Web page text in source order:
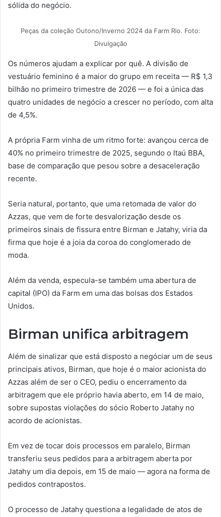
sólida do negócio.
Peças da coleção Outono/Inverno 2024 da Farm Rio. Foto:
Divulgação
Os números ajudam a explicar por quê. A divisão de
vestuário feminino é a maior do grupo em receita — R$ 1,3
bilhão no primeiro trimestre de 2026 — e foi a única das
quatro unidades de negócio a crescer no período, com alta
de 4,5%.
A própria Farm vinha de um ritmo forte: avançou cerca de
40% no primeiro trimestre de 2025, segundo o Itaú BBA,
base de comparação que pesou sobre a desaceleração
recente.
Seria natural, portanto, que uma retomada de valor do
Azzas, que vem de forte desvalorização desde os
primeiros sinais de fissura entre Birman e Jatahy, viria da
firma que hoje é a joia da coroa do conglomerado de
moda.
Além da venda, especula-se também uma abertura de
capital (IPO) da Farm em uma das bolsas dos Estados
Unidos.
Birman unifica arbitragem
Além de sinalizar que está disposto a negóciar um de seus
principais ativos, Birman, que hoje é o maior acionista do
Azzas além de ser o CEO, pediu o encerramento da
arbitragem que ele próprio havia aberto, em 14 de maio,
sobre supostas violações do sócio Roberto Jatahy no
acordo de acionistas.
Em vez de tocar dois processos em paralelo, Birman
transferiu seus pedidos para a arbitragem aberta por
Jatahy um dia depois, em 15 de maio — agora na forma de
pedidos contrapostos.
O processo de Jatahy questiona a legalidade de atos de